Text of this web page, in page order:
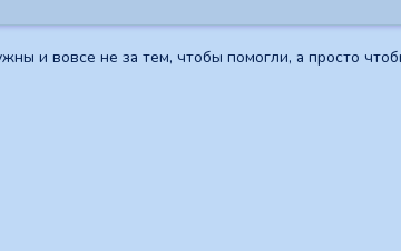
и вовсе не за тем, чтобы помогли, а просто